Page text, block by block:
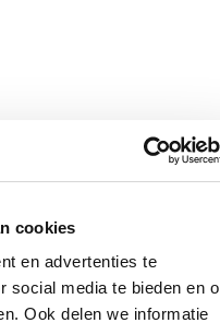
cookies
en advertenties te
social media te bieden en
Ook delen we informatie
oproepers op de chatknop
waren, zo blijkt uit de cijfers
vraag bekwam.
2022,” aldus het
en meer jongeren
meer bevraagd wordt en
dan ook geïnvesteerd in